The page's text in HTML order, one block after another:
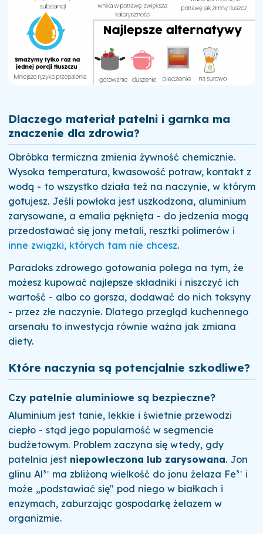
Dlaczego materiał patelni i garnka ma
znaczenie dla zdrowia?
Obróbka termiczna zmienia żywność chemicznie.
Wysoka temperatura, kwasowość potraw, kontakt z
wodą - to wszystko działa też na naczynie, w którym
gotujesz. Jeśli powłoka jest uszkodzona, aluminium
zarysowane, a emalia pęknięta - do jedzenia mogą
przedostawać się jony metali, resztki polimerów i
inne związki, których tam nie chcesz.
Paradoks zdrowego gotowania polega na tym, że
możesz kupować najlepsze składniki i niszczyć ich
wartość - albo co gorsza, dodawać do nich toksyny
- przez złe naczynie. Dlatego przegląd kuchennego
arsenału to inwestycja równie ważna jak zmiana
diety.
Które naczynia są potencjalnie szkodliwe?
Czy patelnie aluminiowe są bezpieczne?
Aluminium jest tanie, lekkie i świetnie przewodzi
ciepło - stąd jego popularność w segmencie
budżetowym. Problem zaczyna się wtedy, gdy
patelnia jest niepowleczona lub zarysowana. Jon
glinu Al³⁺ ma zbliżoną wielkość do jonu żelaza Fe³⁺ i
może „podstawiać się" pod niego w białkach i
enzymach, zaburzając gospodarkę żelazem w
organizmie.